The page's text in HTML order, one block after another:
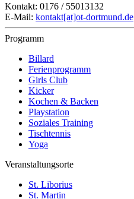
Kontakt: 0176 / 55013132
E-Mail: kontakt[at]ot-dortmund.de
Programm
Billard
Ferienprogramm
Girls Club
Kicker
Kochen & Backen
Playstation
Soziales Training
Tischtennis
Yoga
Veranstaltungsorte
St. Liborius
St. Martin